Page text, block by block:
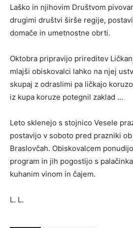
Laško in njihovim Društvom
drugimi društvi širše regije,
domače in umetnostne obrti.
Oktobra pripravijo prireditev
mlajši obiskovalci lahko na njej
skupaj z odraslimi pa ličkajo
iz kupa koruze potegnil zaklad …
Leto sklenejo s stojnico Vesele
postavijo v soboto pred prazniki
Braslovčah. Obiskovalcem
program in jih pogostijo s
kuhanim vinom in čajem.
L. L.